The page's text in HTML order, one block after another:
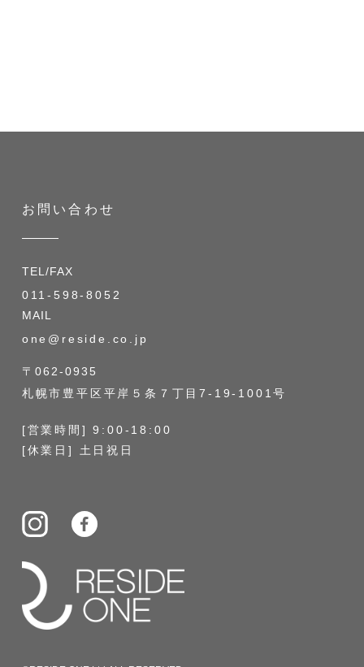
お問い合わせ
TEL/FAX
011-598-8052
MAIL
one@reside.co.jp
〒062-0935
札幌市豊平区平岸５条７丁目7-19-1001号
[営業時間] 9:00-18:00
[休業日] 土日祝日